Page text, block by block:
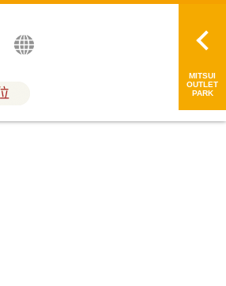
MITSUI
OUTLET
PARK